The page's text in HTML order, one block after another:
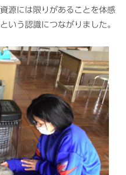
源には限りがあることを体感
いう認識につながりました。